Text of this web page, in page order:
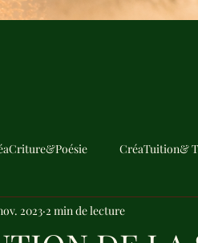
CréaTuition&
2023 2 min de lecture